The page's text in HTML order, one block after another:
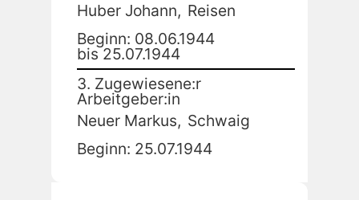
Huber Johann, Reisen
Beginn: 08.06.1944
bis 25.07.1944
3. Zugewiesene:r
Arbeitgeber:in
Neuer Markus, Schwaig
Beginn: 25.07.1944